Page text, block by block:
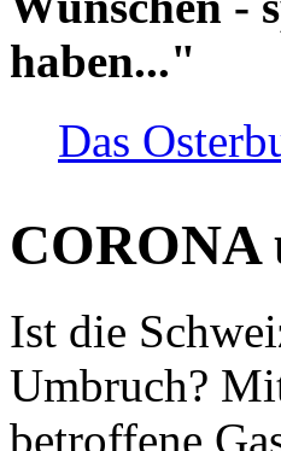
haben..."
Das
CORONA
Ist die
Umbruch?
betroffene